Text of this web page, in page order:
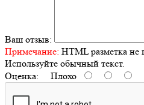
Ваш отзыв:
Примечание: HTML разметка не
Используйте обычный текст.
Оценка: Плохо